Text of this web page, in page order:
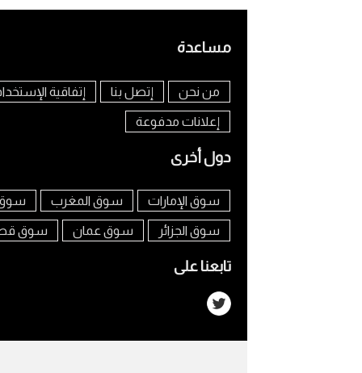
مساعدة
من نحن إتصل بنا إتفاقية
إعلانات مدفوعة
دول أخرى
سوق الإمارات سوق المغرب سوق
سوق الجزائر سوق عمان سوق
تابعنا على